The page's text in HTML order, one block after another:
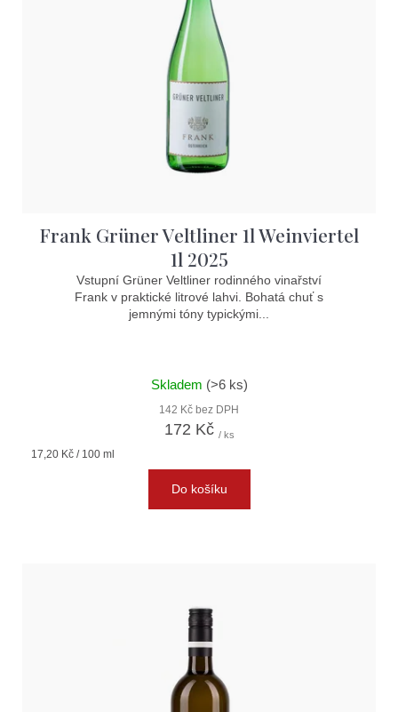
Frank Grüner Veltliner 1l Weinviertel
1l 2025
Vstupní Grüner Veltliner rodinného vinařství
Frank v praktické litrové lahvi. Bohatá chuť s
jemnými tóny typickými...
Skladem (>6 ks)
142 Kč bez DPH
172 Kč / ks
Měrná
17,20 Kč / 100 ml
Do košíku